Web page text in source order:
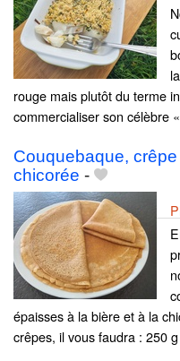
rouge mais plutôt du terme
commercialiser son célèbre
Couquebaque, crêpe
chicorée -
épaisses à la bière et à la
crêpes, il vous faudra : 250